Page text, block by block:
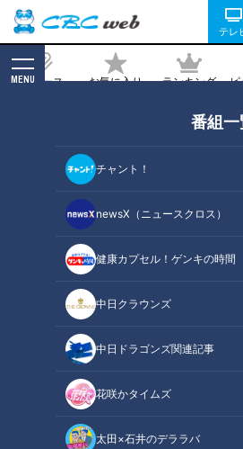
テレ
ニュース お気に入り ランキング ピ
MENU
番組一
チャント！
newsX（ニュースクロス）
健康カプセル！ゲンキの時間
中日クラウンズ
中日ドラゴンズ関連記事
花咲かタイムズ
太田×石井のデララバ
の子に持たれたの、初め
験。ウエイトリフティン
も挑戦！
記事に戻る